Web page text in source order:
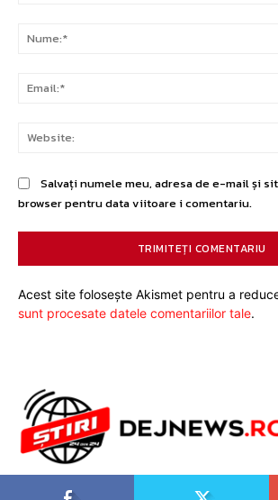
Salvați numele meu, adresa de e-mail și
browser pentru data viitoare i comentariu.
Acest site folosește Akismet pentru a
sunt procesate datele comentariilor tale.